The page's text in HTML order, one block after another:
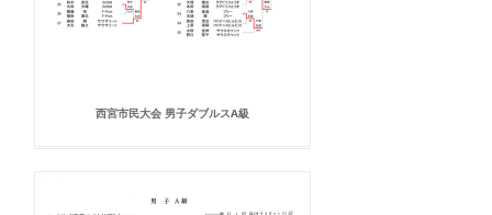
西宮市民大会 男子ダブルスA級